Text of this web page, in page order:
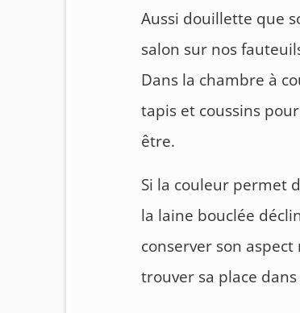
Aussi douillette que
salon sur nos
Dans la chambre à
tapis et coussins
être.
Si la couleur permet
la laine bouclée
conserver son
trouver sa place